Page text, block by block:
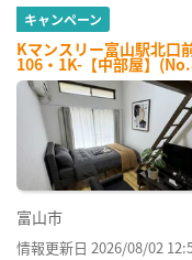
キャンペーン
Kマンスリー富山駅北口
106・1K-【中部屋】
富山市
情報更新日 2026/08/02